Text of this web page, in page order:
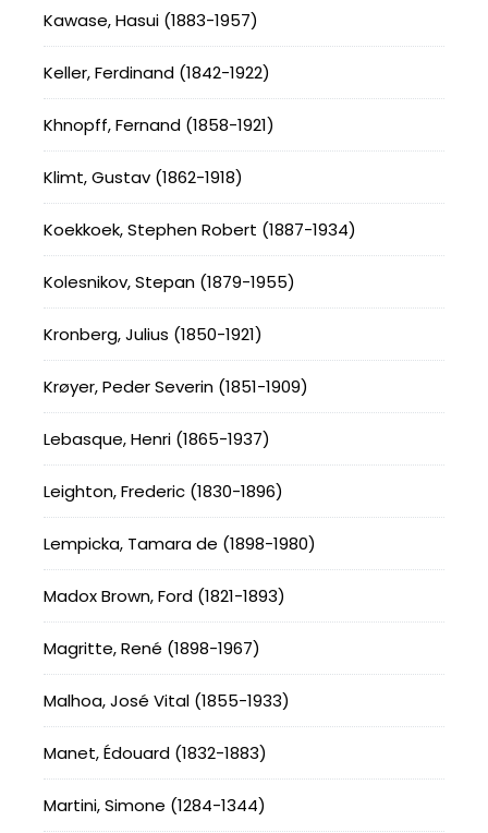
Kawase, Hasui (1883-1957)
Keller, Ferdinand (1842-1922)
Khnopff, Fernand (1858-1921)
Klimt, Gustav (1862-1918)
Koekkoek, Stephen Robert (1887-1934)
Kolesnikov, Stepan (1879-1955)
Kronberg, Julius (1850-1921)
Krøyer, Peder Severin (1851-1909)
Lebasque, Henri (1865-1937)
Leighton, Frederic (1830-1896)
Lempicka, Tamara de (1898-1980)
Madox Brown, Ford (1821-1893)
Magritte, René (1898-1967)
Malhoa, José Vital (1855-1933)
Manet, Édouard (1832-1883)
Martini, Simone (1284-1344)